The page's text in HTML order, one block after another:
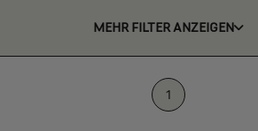
MEHR FILTER ANZEIGEN
1